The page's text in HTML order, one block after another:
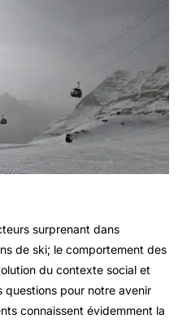
surprenant dans
de ski; le comportement des
du contexte social et
questions pour notre avenir
connaissent évidemment la